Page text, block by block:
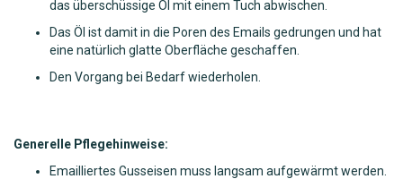
das überschüssige Öl mit einem Tuch abwischen.
Das Öl ist damit in die Poren des Emails gedrungen und hat
eine natürlich glatte Oberfläche geschaffen.
Den Vorgang bei Bedarf wiederholen.
Generelle Pflegehinweise:
Emailliertes Gusseisen muss langsam aufgewärmt werden.